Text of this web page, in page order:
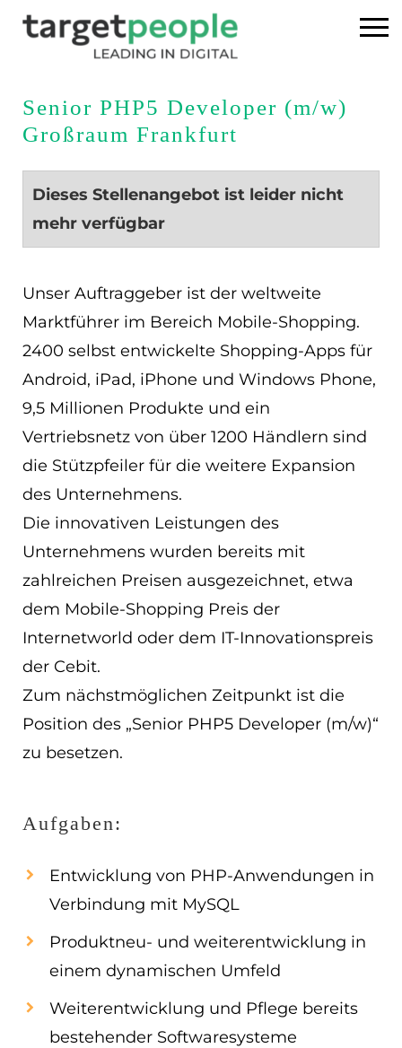
Home
Executive Search
Referenzen
News
DE
ES
Senior PHP5 Developer (m/w)
Großraum Frankfurt
Dieses Stellenangebot ist leider nicht
mehr verfügbar
Unser Auftraggeber ist der weltweite
Marktführer im Bereich Mobile-Shopping.
2400 selbst entwickelte Shopping-Apps für
Android, iPad, iPhone und Windows Phone,
9,5 Millionen Produkte und ein
Vertriebsnetz von über 1200 Händlern sind
die Stützpfeiler für die weitere Expansion
des Unternehmens.
Die innovativen Leistungen des
Unternehmens wurden bereits mit
zahlreichen Preisen ausgezeichnet, etwa
dem Mobile-Shopping Preis der
Internetworld oder dem IT-Innovationspreis
der Cebit.
Zum nächstmöglichen Zeitpunkt ist die
Position des „Senior PHP5 Developer (m/w)“
zu besetzen.
Aufgaben:
Entwicklung von PHP-Anwendungen in
Verbindung mit MySQL
Produktneu- und weiterentwicklung in
einem dynamischen Umfeld
Weiterentwicklung und Pflege bereits
bestehender Softwaresysteme